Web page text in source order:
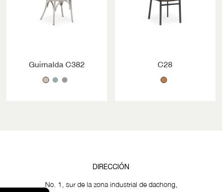
Guirnalda C382 C28
DIRECCIÓN
No. 1, sur de la zona industrial de dachong,